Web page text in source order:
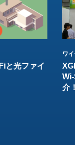
と光ファイ
ワ
介